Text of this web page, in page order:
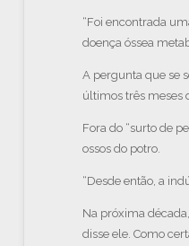
“Foi encontrada
doença óssea
A pergunta que se
últimos três meses
Fora do “surto de
ossos do potro.
“Desde então, a
Na próxima
disse ele. Como